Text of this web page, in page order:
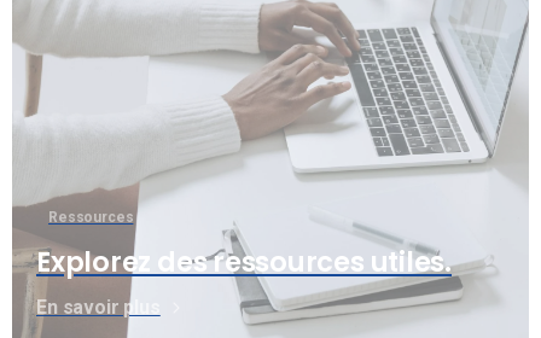
Ressources
Explorez des ressources utiles.
En savoir plus